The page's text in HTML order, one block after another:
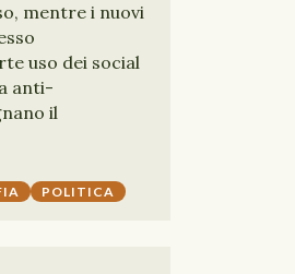
mentre i nuovi
uso dei social
anti-
il
POLITICA